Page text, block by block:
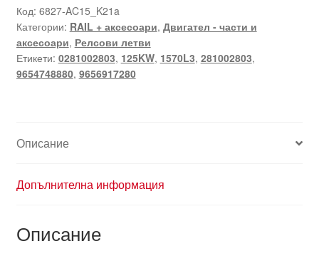
RAIL
Bosch
за
Citroën
Peugeot
1570L3
Код: 6827-AC15_K21a
Категории: RAIL + аксесоари, Двигател - части и
аксесоари, Релсови летви
Етикети: 0281002803, 125KW, 1570L3, 281002803,
9654748880, 9656917280
Описание
Допълнителна информация
Описание